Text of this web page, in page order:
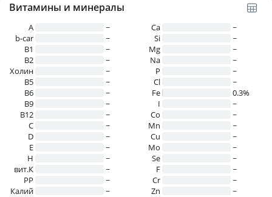
Витамины и минералы
A
~
b-car
~
В1
~
B2
~
Холин
~
B5
~
B6
~
B9
~
B12
~
C
~
D
~
E
~
H
~
вит.К
~
PP
~
Калий
~
Ca
~
Si
~
Mg
~
Na
~
P
~
Cl
~
Fe
0.3%
I
~
Co
~
Mn
~
Cu
~
Mo
~
Se
~
F
~
Cr
~
Zn
~